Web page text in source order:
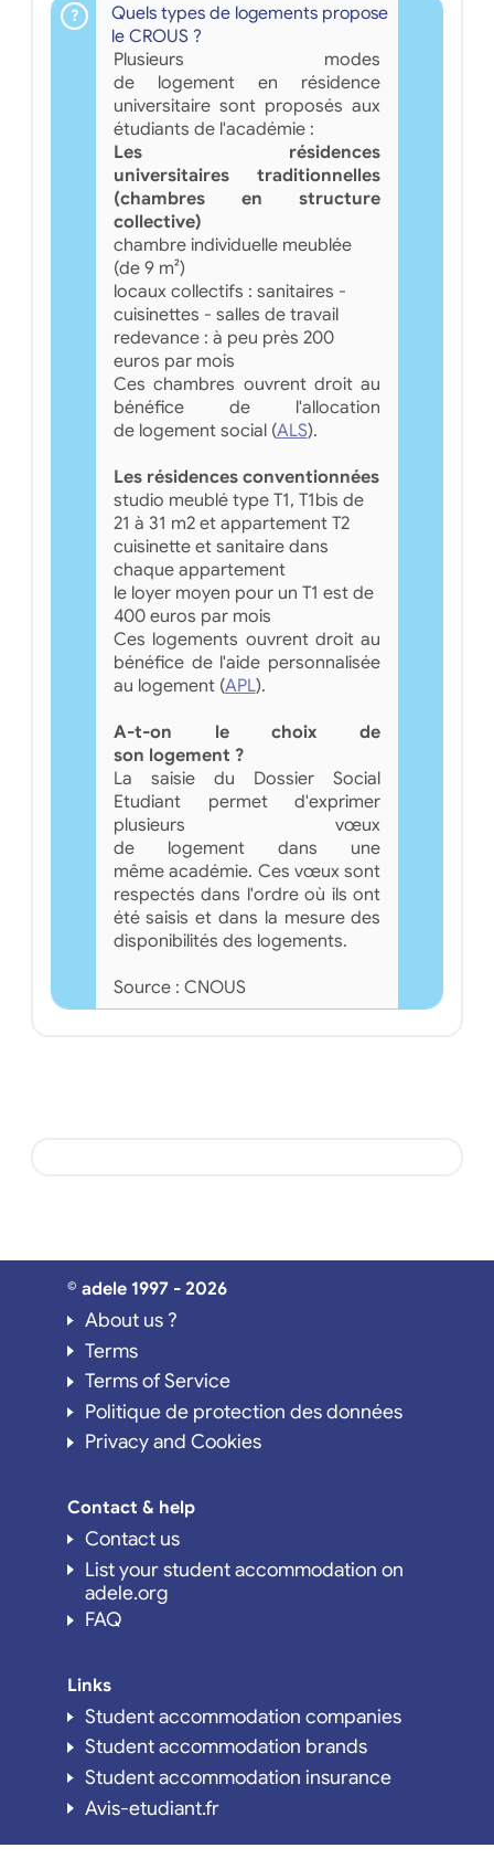
Quels types de logements propose
le CROUS ?
Plusieurs modes
de logement en résidence
universitaire sont proposés aux
étudiants de l'académie :
Les résidences
universitaires traditionnelles
(chambres en structure
collective)
chambre individuelle meublée
(de 9 m²)
locaux collectifs : sanitaires -
cuisinettes - salles de travail
redevance : à peu près 200
euros par mois
Ces chambres ouvrent droit au
bénéfice de l'allocation
de logement social (ALS).
Les résidences conventionnées
studio meublé type T1, T1bis de
21 à 31 m2 et appartement T2
cuisinette et sanitaire dans
chaque appartement
le loyer moyen pour un T1 est de
400 euros par mois
Ces logements ouvrent droit au
bénéfice de l'aide personnalisée
au logement (APL).
A-t-on le choix de
son logement ?
La saisie du Dossier Social
Etudiant permet d'exprimer
plusieurs vœux
de logement dans une
même académie. Ces vœux sont
respectés dans l'ordre où ils ont
été saisis et dans la mesure des
disponibilités des logements.
Source : CNOUS
© adele 1997 - 2026
About us ?
Terms
Terms of Service
Politique de protection des données
Privacy and Cookies
Contact & help
Contact us
List your student accommodation on
adele.org
FAQ
Links
Student accommodation companies
Student accommodation brands
Student accommodation insurance
Avis-etudiant.fr